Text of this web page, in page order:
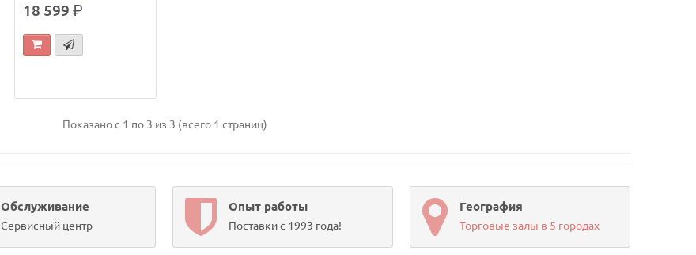
18 599р.
Показано с 1 по 3 из 3 (всего 1 страниц)
Обслуживание
Сервисный центр
Опыт работы
Поставки с 1993 года!
География
Торговые залы в 5 городах